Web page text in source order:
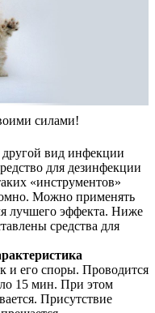
силами!
вид инфекции
для дезинфекции
«инструментов»
Можно применять
лучшего эффекта. Ниже
средства для
и его споры. Проводится
15 мин. При этом
Присутствие